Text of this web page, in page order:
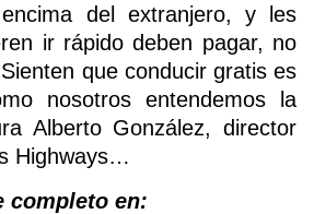
del extranjero, y les
ir rápido deben pagar, no
que conducir gratis es
nosotros entendemos la
Alberto González, director
Highways…
completo en: